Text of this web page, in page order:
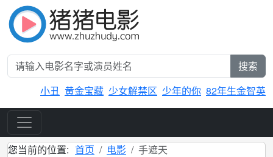
搜索
小丑 黄金宝藏 少女解禁区 少年的你 82年生金智英
您当前的位置: 首页 电影 手遮天